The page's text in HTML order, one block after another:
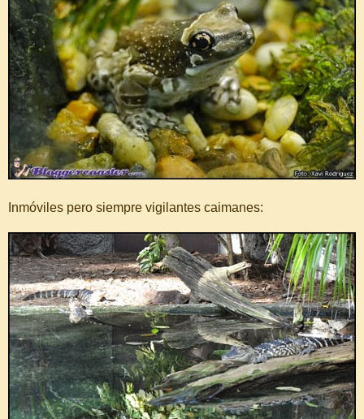
Inmóviles pero siempre vigilantes caimanes: